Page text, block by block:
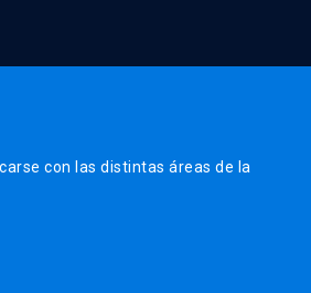
con las distintas áreas de la